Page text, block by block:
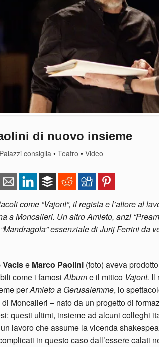
di nuovo insieme
Palazzi consiglia •Teatro •Video
come “Vajont”, il regista e l’attore al
a Moncalieri. Un altro Amleto, anzi
essenziale di Jurij Ferrini da
Vacise Marco Paolini (foto) aveva
come i famosiAlbume il mitico Vajont. Il
perAmleto a Gerusalemme, lo
di Moncalieri – nato da un progetto di
questi ultimi, insieme ad alcuni colleghi
lavoro che assume la vicenda
in questo caso dall’essere calati